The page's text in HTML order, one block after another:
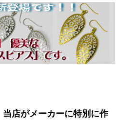
店がメーカーに特別に作